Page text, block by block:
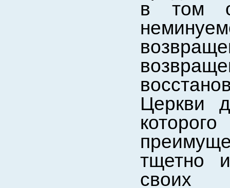
в том
Церкви
тщетно
своих